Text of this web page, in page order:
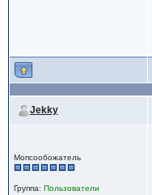
Jekky
Мопсообожатель
Группа: Пользователи